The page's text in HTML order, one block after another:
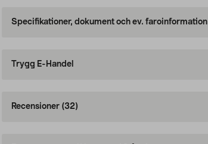
Specifikationer, dokument och ev. faroinformation
Trygg E-Handel
Recensioner (32)